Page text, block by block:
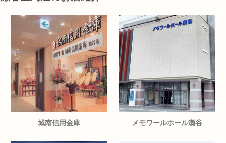
城南信用金庫 メモワールホール瀬谷